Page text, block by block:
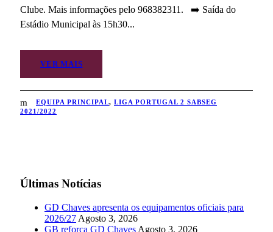
Clube. Mais informações pelo 968382311. ➡️ Saída do
Estádio Municipal às 15h30...
VER MAIS
EQUIPA PRINCIPAL, LIGA PORTUGAL 2 SABSEG
2021/2022
Últimas Notícias
GD Chaves apresenta os equipamentos oficiais para
2026/27 Agosto 3, 2026
GB reforça GD Chaves Agosto 3, 2026